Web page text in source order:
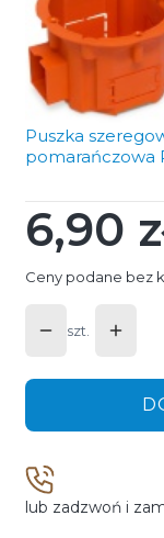
Puszka
pomarańczowa
Cena
6,90
Ceny podane bez
szt.
lub zadzwoń i